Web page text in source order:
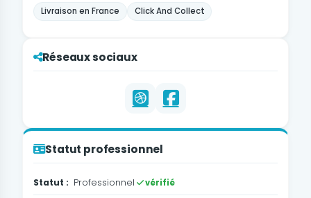
Livraison en France
Click And Collect
Réseaux sociaux
Statut professionnel
Statut : Professionnel vérifié